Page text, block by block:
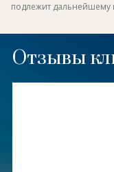
подлежит
Отзывы